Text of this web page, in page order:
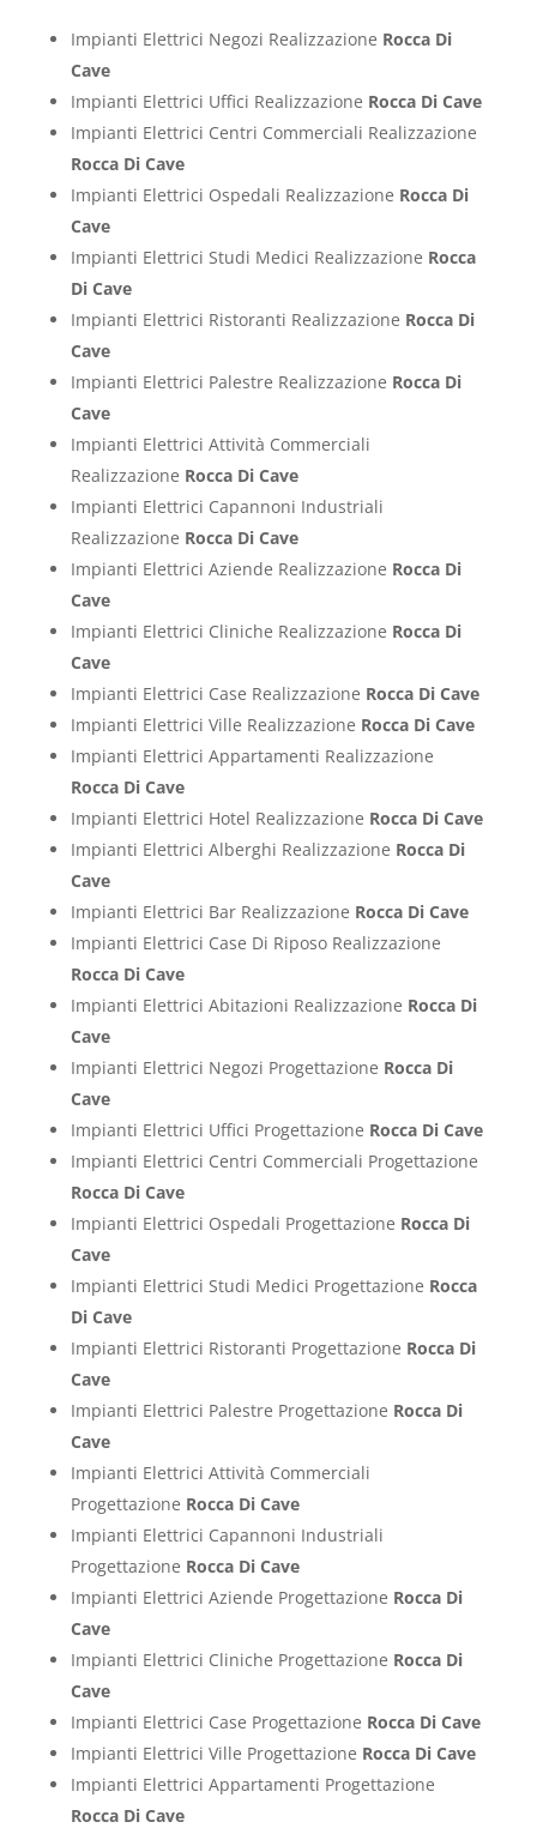
Impianti Elettrici Negozi Realizzazione Rocca Di
Cave
Impianti Elettrici Uffici Realizzazione Rocca Di Cave
Impianti Elettrici Centri Commerciali Realizzazione
Rocca Di Cave
Impianti Elettrici Ospedali Realizzazione Rocca Di
Cave
Impianti Elettrici Studi Medici Realizzazione Rocca
Di Cave
Impianti Elettrici Ristoranti Realizzazione Rocca Di
Cave
Impianti Elettrici Palestre Realizzazione Rocca Di
Cave
Impianti Elettrici Attività Commerciali
Realizzazione Rocca Di Cave
Impianti Elettrici Capannoni Industriali
Realizzazione Rocca Di Cave
Impianti Elettrici Aziende Realizzazione Rocca Di
Cave
Impianti Elettrici Cliniche Realizzazione Rocca Di
Cave
Impianti Elettrici Case Realizzazione Rocca Di Cave
Impianti Elettrici Ville Realizzazione Rocca Di Cave
Impianti Elettrici Appartamenti Realizzazione
Rocca Di Cave
Impianti Elettrici Hotel Realizzazione Rocca Di Cave
Impianti Elettrici Alberghi Realizzazione Rocca Di
Cave
Impianti Elettrici Bar Realizzazione Rocca Di Cave
Impianti Elettrici Case Di Riposo Realizzazione
Rocca Di Cave
Impianti Elettrici Abitazioni Realizzazione Rocca Di
Cave
Impianti Elettrici Negozi Progettazione Rocca Di
Cave
Impianti Elettrici Uffici Progettazione Rocca Di Cave
Impianti Elettrici Centri Commerciali Progettazione
Rocca Di Cave
Impianti Elettrici Ospedali Progettazione Rocca Di
Cave
Impianti Elettrici Studi Medici Progettazione Rocca
Di Cave
Impianti Elettrici Ristoranti Progettazione Rocca Di
Cave
Impianti Elettrici Palestre Progettazione Rocca Di
Cave
Impianti Elettrici Attività Commerciali
Progettazione Rocca Di Cave
Impianti Elettrici Capannoni Industriali
Progettazione Rocca Di Cave
Impianti Elettrici Aziende Progettazione Rocca Di
Cave
Impianti Elettrici Cliniche Progettazione Rocca Di
Cave
Impianti Elettrici Case Progettazione Rocca Di Cave
Impianti Elettrici Ville Progettazione Rocca Di Cave
Impianti Elettrici Appartamenti Progettazione
Rocca Di Cave